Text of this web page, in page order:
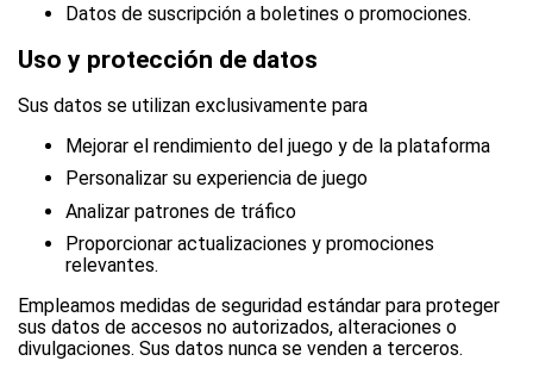
Datos de suscripción a boletines o promociones.
Uso y protección de datos
Sus datos se utilizan exclusivamente para
Mejorar el rendimiento del juego y de la plataforma
Personalizar su experiencia de juego
Analizar patrones de tráfico
Proporcionar actualizaciones y promociones
relevantes.
Empleamos medidas de seguridad estándar para proteger
sus datos de accesos no autorizados, alteraciones o
divulgaciones. Sus datos nunca se venden a terceros.